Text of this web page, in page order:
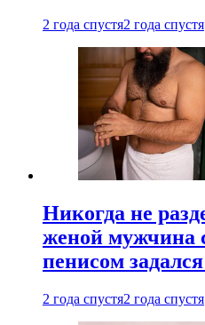
2 года спустя2 года спустя
Никогда не
женой мужчина
пенисом
2 года спустя2 года спустя